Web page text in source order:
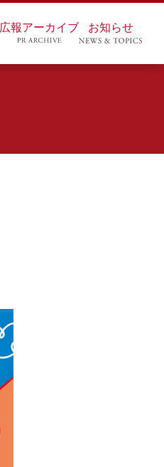
広報アーカイブ お知らせ